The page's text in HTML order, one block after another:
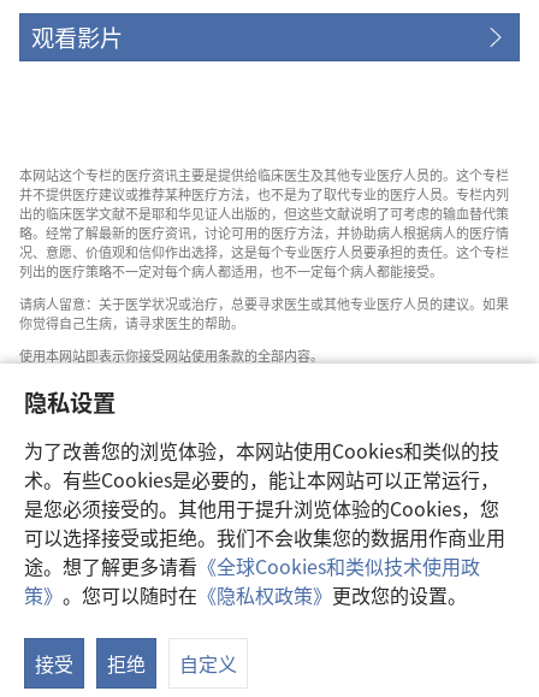
隐私设置
为了改善您的浏览体验，本网站使用Cookies和类似的技
术。有些Cookies是必要的，能让本网站可以正常运行，
是您必须接受的。其他用于提升浏览体验的Cookies，您
可以选择接受或拒绝。我们不会收集您的数据用作商业用
途。想了解更多请看 《全球Cookies和类似技术使用政
策》 。您可以随时在 《隐私权政策》 更改您的设置。
接受 拒绝 自定义
观看影片
本网站这个专栏的医疗资讯主要是提供给临床医生及其他专业医疗人员的。这个专栏
并不提供医疗建议或推荐某种医疗方法，也不是为了取代专业的医疗人员。专栏内列
出的临床医学文献不是耶和华见证人出版的，但这些文献说明了可考虑的输血替代策
略。经常了解最新的医疗资讯，讨论可用的医疗方法，并协助病人根据病人的医疗情
况、意愿、价值观和信仰作出选择，这是每个专业医疗人员要承担的责任。这个专栏
列出的医疗策略不一定对每个病人都适用，也不一定每个病人都能接受。
请病人留意：关于医学状况或治疗，总要寻求医生或其他专业医疗人员的建议。如果
你觉得自己生病，请寻求医生的帮助。
使用本网站即表示你接受网站使用条款的全部内容。
设置外观
Copyright© 2026 Watch Tower Bible and Tract Society of Pennsylvania.
使用条款|隐私权政策| 隐私设置